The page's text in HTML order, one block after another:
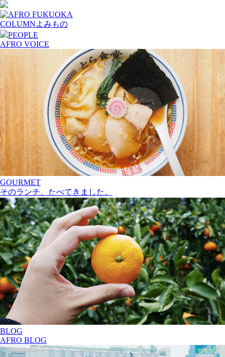
COLUMNよみもの
PEOPLE
AFRO VOICE
GOURMET
そのランチ、たべてきました。
BLOG
AFRO BLOG